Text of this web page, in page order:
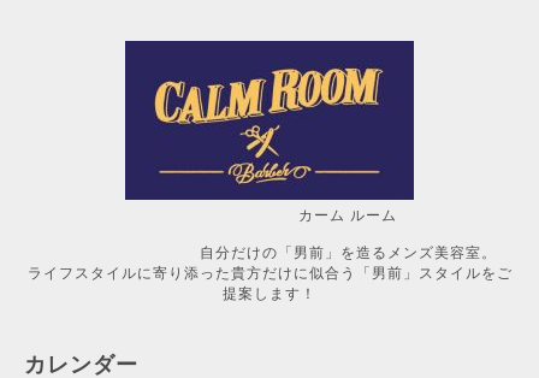
カーム ルーム
自分だけの「男前」を造るメンズ美容室。
ライフスタイルに寄り添った貴方だけに似合う「男前」スタイルをご
提案します！
カレンダー